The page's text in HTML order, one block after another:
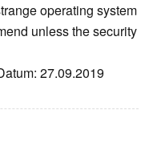
operating system
unless the security
27.09.2019